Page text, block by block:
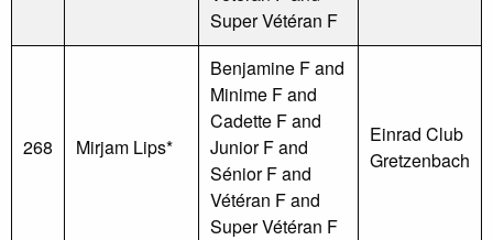
Super Vétéran F
268 Mirjam Lips*
Benjamine F and
Minime F and
Cadette F and
Junior F and
Sénior F and
Vétéran F and
Super Vétéran F
Einrad Club
Gretzenbach